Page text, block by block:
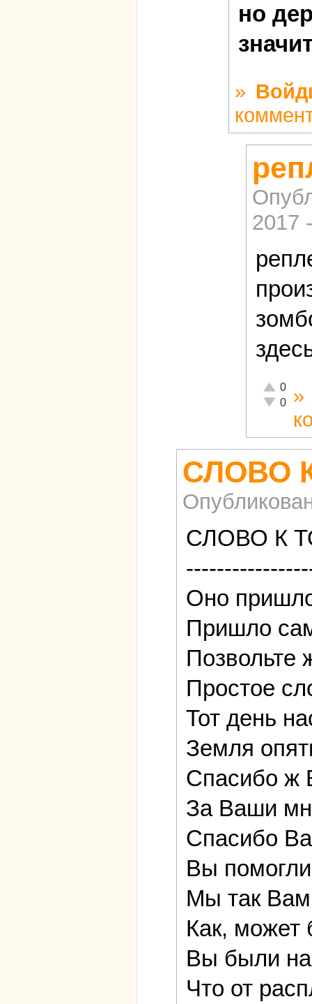
но
»
2017
Отлично!
0
0
»
СЛОВО
СЛОВО К
Оно
Пришло
Позвольте
Простое
Тот день
Земля
Спасибо ж
За Ваши
Спасибо
Вы
Мы так
Как, может
Вы были
Что от